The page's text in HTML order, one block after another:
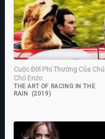
Cuộc Đời Phi Thường Của Chú
Chó Enzo
THE ART OF RACING IN THE
RAIN (2019)